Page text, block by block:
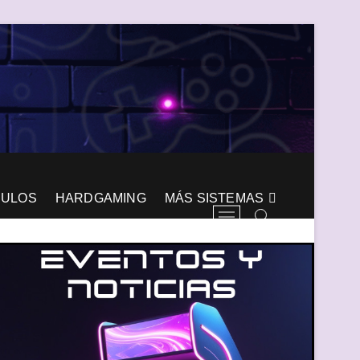
HARDGAMING MÁS SISTEMAS
B
t
ó
n
e
l